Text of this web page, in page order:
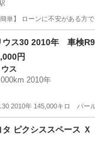
単】 ローンに不安がある方
駅 スペイド
ウス30 2010年 車検
円
ス
2010年
2010年 145,000キロ パー
駅 プリウス 預かり金
タ ピクシススペース